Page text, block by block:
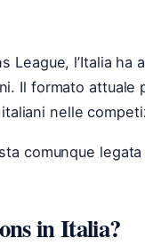
League, l’Italia
Il formato
nelle
comunque
in Italia?